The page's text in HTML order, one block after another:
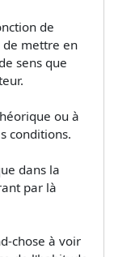
de
mettre en
sens que
ou à
conditions.
dans la
par là
chose à voir